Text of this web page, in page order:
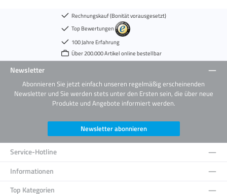
Rechnungskauf (Bonität vorausgesetzt)
Top Bewertungen
100 Jahre Erfahrung
Über 200.000 Artikel online bestellbar
Newsletter
Abonnieren Sie jetzt einfach unseren regelmäßig erscheinenden
Newsletter und Sie werden stets unter den Ersten sein, die über neue
Produkte und Angebote informiert werden.
Newsletter abonnieren
Service-Hotline
Informationen
Top Kategorien